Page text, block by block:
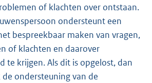
of klachten over ontstaan.
ondersteunt een
bespreekbaar maken van vragen,
of klachten en daarover
te krijgen. Als dit is opgelost, dan
ondersteuning van de